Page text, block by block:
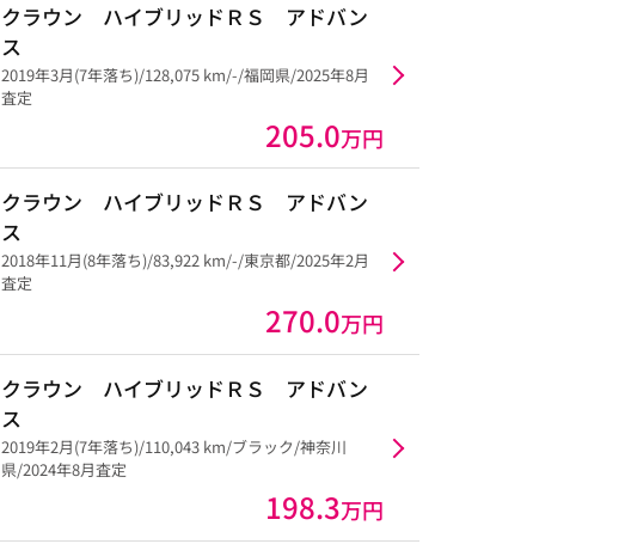
クラウン ハイブリッドＲＳ アドバン
ス
2019年3月(7年落ち)/128,075 km/-/福岡県/2025年8月
査定
205.0万円
クラウン ハイブリッドＲＳ アドバン
ス
2018年11月(8年落ち)/83,922 km/-/東京都/2025年2月
査定
270.0万円
クラウン ハイブリッドＲＳ アドバン
ス
2019年2月(7年落ち)/110,043 km/ブラック/神奈川
県/2024年8月査定
198.3万円